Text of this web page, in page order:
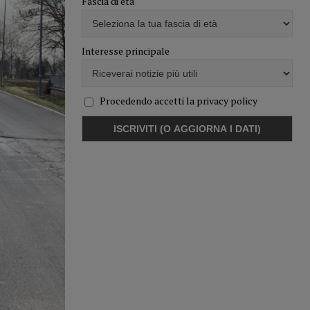
Interesse principale
Procedendo accetti la privacy policy